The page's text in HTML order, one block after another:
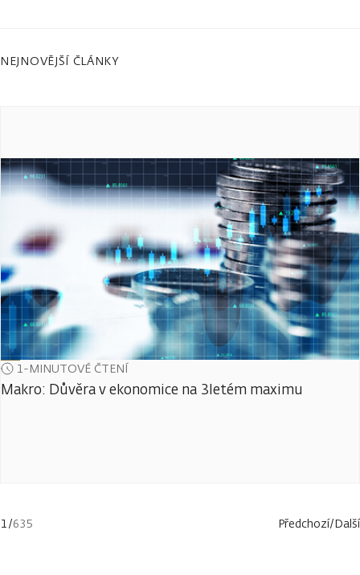
NEJNOVĚJŠÍ ČLÁNKY
1-MINUTOVÉ ČTENÍ
Makro: Důvěra v ekonomice na 3letém maximu
1/635 Předchozí/Další